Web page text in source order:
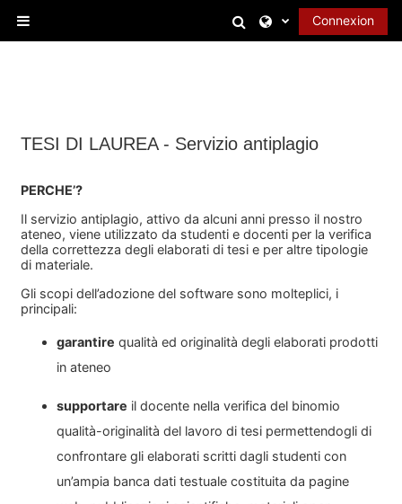
Activer/désactiver
Connexion
TESI DI LAUREA - Servizio antiplagio
PERCHE’?
Il servizio antiplagio, attivo da alcuni anni presso il nostro
ateneo, viene utilizzato da studenti e docenti per la verifica
della correttezza degli elaborati di tesi e per altre tipologie
di materiale.
Gli scopi dell’adozione del software sono molteplici, i
principali:
garantire qualità ed originalità degli elaborati prodotti
in ateneo
supportare il docente nella verifica del binomio
qualità-originalità del lavoro di tesi permettendogli di
confrontare gli elaborati scritti dagli studenti con
un’ampia banca dati testuale costituita da pagine